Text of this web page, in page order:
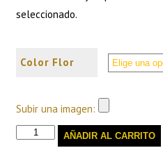
seleccionado.
Color Flor
Subir una imagen:
Marcos
PersonalizadosAÑADIR AL CARRITO